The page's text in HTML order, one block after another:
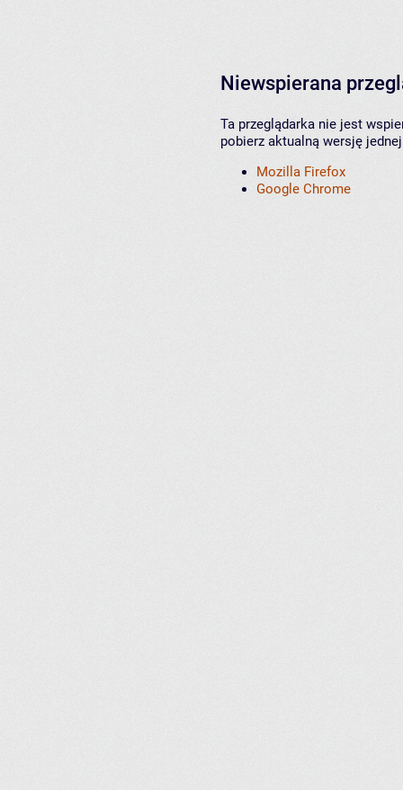
Niewspierana
Ta przeglądarka nie jest
pobierz aktualną wersję
Mozilla Firefox
Google Chrome